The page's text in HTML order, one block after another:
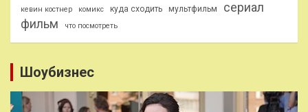
кевин костнер комикс куда сходить мультфильм
сериал
фильм
что посмотреть
Шоубизнес